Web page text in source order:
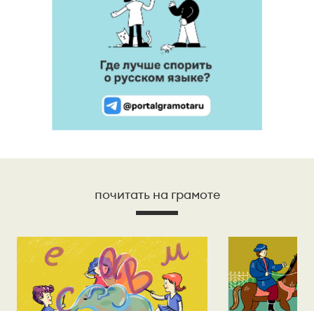
почитать на грамоте